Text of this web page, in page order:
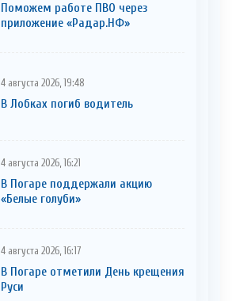
Поможем работе ПВО через
приложение «Радар.НФ»
4 августа 2026, 19:48
В Лобках погиб водитель
4 августа 2026, 16:21
В Погаре поддержали акцию
«Белые голуби»
4 августа 2026, 16:17
В Погаре отметили День крещения
Руси